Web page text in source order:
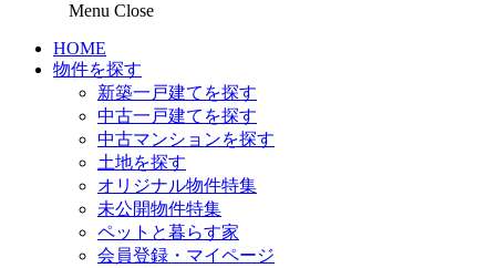
Menu Close
HOME
物件を探す
新築一戸建てを探す
中古一戸建てを探す
中古マンションを探す
土地を探す
オリジナル物件特集
未公開物件特集
ペットと暮らす家
会員登録・マイページ